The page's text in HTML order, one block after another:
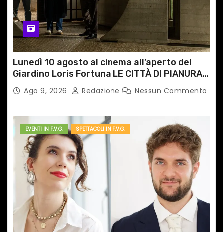
o
l
i
Lunedì 10 agosto al cinema all’aperto del
Giardino Loris Fortuna LE CITTÀ DI PIANURA,
il caso cinematografico dell’anno!
Ago 9, 2026 Redazione Nessun Commento
EVENTI IN F.V.G. SPETTACOLI IN F.V.G.